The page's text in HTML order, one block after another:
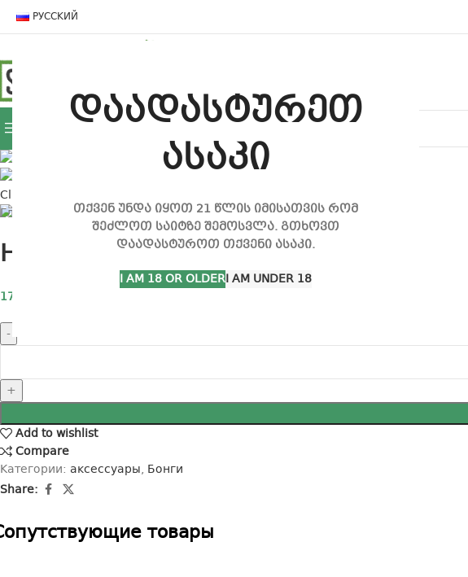
დაადასტურეთ
ასაკი
თქვენ უნდა იყოთ 21 წლის იმისათვის რომ
შეძლოთ საიტზე შემოსვლა. გთხოვთ
დაადასტუროთ თქვენი ასაკი.
I AM 18 OR OLDERI AM UNDER 18
РУССКИЙ
Click to enlarge
Главная
аксессуары Бонги Honeycomb Bong
Honeycomb Bong
170,00
Add to wishlist
Compare
Категории: аксессуары, Бонги
Share:
товары